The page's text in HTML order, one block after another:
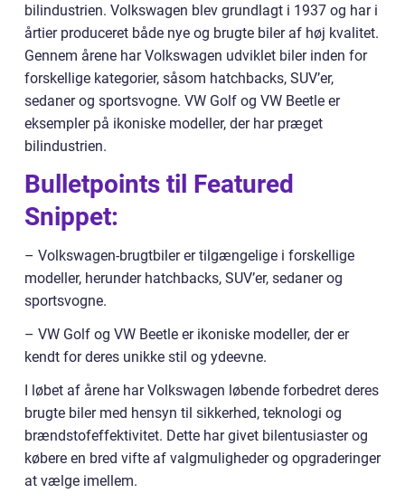
bilindustrien. Volkswagen blev grundlagt i 1937 og har i
årtier produceret både nye og brugte biler af høj kvalitet.
Gennem årene har Volkswagen udviklet biler inden for
forskellige kategorier, såsom hatchbacks, SUV’er,
sedaner og sportsvogne. VW Golf og VW Beetle er
eksempler på ikoniske modeller, der har præget
bilindustrien.
Bulletpoints til Featured
Snippet:
– Volkswagen-brugtbiler er tilgængelige i forskellige
modeller, herunder hatchbacks, SUV’er, sedaner og
sportsvogne.
– VW Golf og VW Beetle er ikoniske modeller, der er
kendt for deres unikke stil og ydeevne.
I løbet af årene har Volkswagen løbende forbedret deres
brugte biler med hensyn til sikkerhed, teknologi og
brændstofeffektivitet. Dette har givet bilentusiaster og
købere en bred vifte af valgmuligheder og opgraderinger
at vælge imellem.